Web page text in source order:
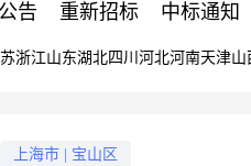
告 重新招标 中标通知
浙江山东湖北四川 河北河南天津山
上海市 宝山区